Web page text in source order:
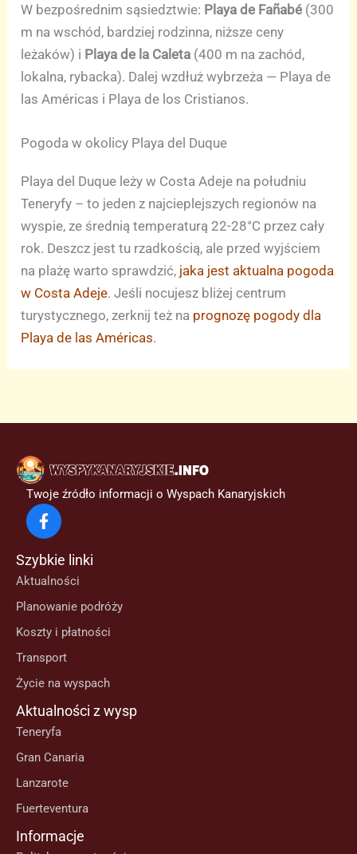
W bezpośrednim sąsiedztwie: Playa de Fañabé (300
m na wschód, bardziej rodzinna, niższe ceny
leżaków) i Playa de la Caleta (400 m na zachód,
lokalna, rybacka). Dalej wzdłuż wybrzeża — Playa de
las Américas i Playa de los Cristianos.
Pogoda w okolicy Playa del Duque
Playa del Duque leży w Costa Adeje na południu
Teneryfy – to jeden z najcieplejszych regionów na
wyspie, ze średnią temperaturą 22-28°C przez cały
rok. Deszcz jest tu rzadkością, ale przed wyjściem
na plażę warto sprawdzić, jaka jest aktualna pogoda
w Costa Adeje. Jeśli nocujesz bliżej centrum
turystycznego, zerknij też na prognozę pogody dla
Playa de las Américas.
Twoje źródło informacji o Wyspach Kanaryjskich
Szybkie linki
Aktualności
Planowanie podróży
Koszty i płatności
Transport
Życie na wyspach
Aktualności z wysp
Teneryfa
Gran Canaria
Lanzarote
Fuerteventura
Informacje